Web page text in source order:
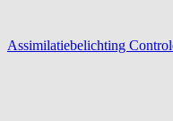
Assimilatiebelichting